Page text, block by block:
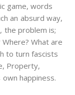
game, words
an absurd way,
the problem is;
What are
to turn fascists
Property,
happiness.